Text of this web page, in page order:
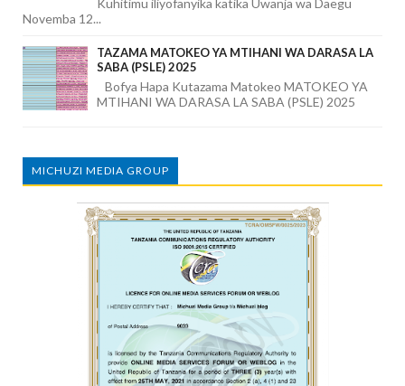
Kuhitimu iliyofanyika katika Uwanja wa Daegu
Novemba 12...
TAZAMA MATOKEO YA MTIHANI WA DARASA LA
SABA (PSLE) 2025
Bofya Hapa Kutazama Matokeo MATOKEO YA
MTIHANI WA DARASA LA SABA (PSLE) 2025
MICHUZI MEDIA GROUP